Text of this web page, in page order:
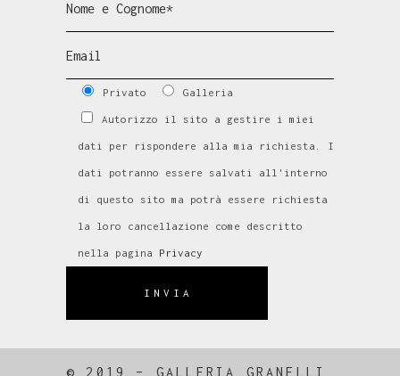
Privato Galleria
Autorizzo il sito a gestire i miei
dati per rispondere alla mia richiesta. I
dati potranno essere salvati all'interno
di questo sito ma potrà essere richiesta
la loro cancellazione come descritto
nella pagina Privacy
INVIA
© 2019 – GALLERIA GRANELLI